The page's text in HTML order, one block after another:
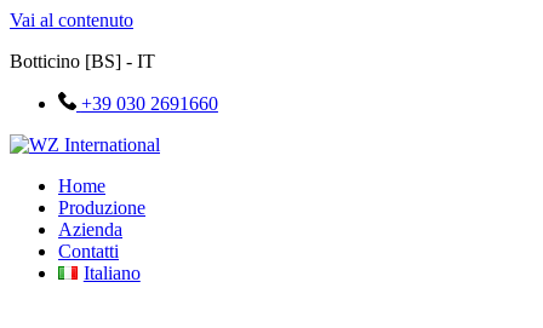
Vai al contenuto
Botticino [BS] - IT
+39 030 2691660
Home
Produzione
Azienda
Contatti
Italiano